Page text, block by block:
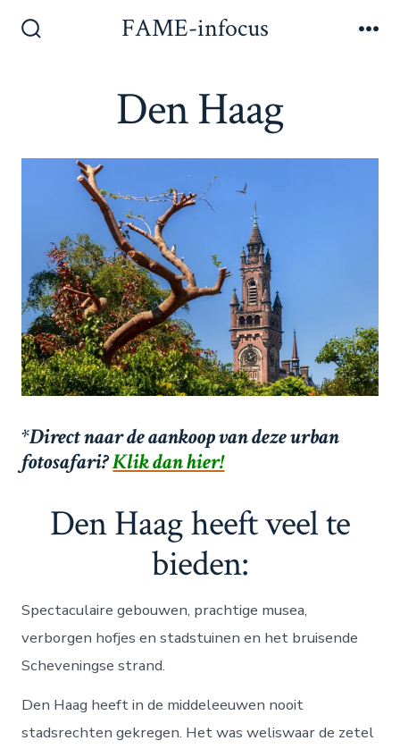
overslaan
FAME-infocus
Den Haag
*Direct naar de aankoop van deze urban
fotosafari?Klik dan hier!
Den Haag heeft veel te
bieden:
Spectaculaire gebouwen, prachtige musea,
verborgen hofjes en stadstuinen en het bruisende
Scheveningse strand.
Den Haag heeft in de middeleeuwen nooit
stadsrechten gekregen. Het was weliswaar de zetel